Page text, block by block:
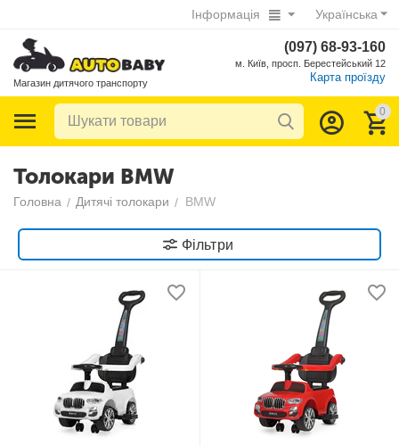
Українська
Інформація
Магазин дитячого транспорту
(097) 68-93-160
м. Київ, просп. Берестейський 12
Карта проїзду
0
Толокари BMW
Головна / Дитячі толокари / BMW
Фільтри